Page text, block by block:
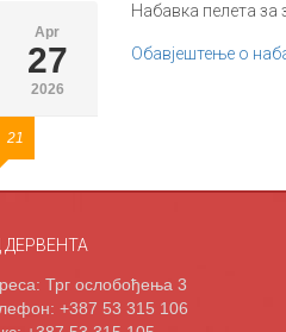
Apr
27
2026
21
Набавка пелета за
Обавјештење о
ДЕРВЕНТА
Трг ослобођења 3
+387 53 315 106